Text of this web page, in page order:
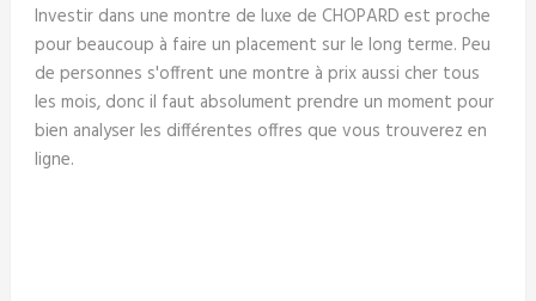
Investir dans une montre de luxe de CHOPARD est proche
pour beaucoup à faire un placement sur le long terme. Peu
de personnes s'offrent une montre à prix aussi cher tous
les mois, donc il faut absolument prendre un moment pour
bien analyser les différentes offres que vous trouverez en
ligne.